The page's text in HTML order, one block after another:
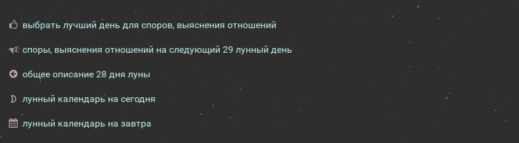
выбрать лучший день для споров, выяснения отношений
споры, выяснения отношений на следующий 29 лунный день
общее описание 28 дня луны
лунный календарь на сегодня
лунный календарь на завтра